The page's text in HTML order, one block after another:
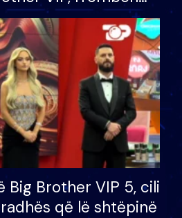
prej 100 mijë eurosh
Big Brother VIP 5, cili
që lë shtëpinë